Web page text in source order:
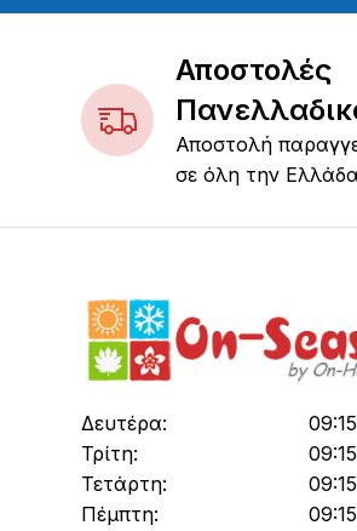
Αποστολές
Αποστολή
σε όλη την Ελλάδα
Δευτέρα:
Τρίτη:
Τετάρτη:
Πέμπτη: